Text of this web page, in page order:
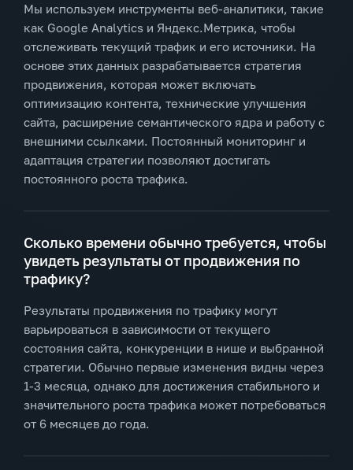
Мы используем инструменты веб-аналитики, такие
как Google Analytics и Яндекс.Метрика, чтобы
отслеживать текущий трафик и его источники. На
основе этих данных разрабатывается стратегия
продвижения, которая может включать
оптимизацию контента, технические улучшения
сайта, расширение семантического ядра и работу с
внешними ссылками. Постоянный мониторинг и
адаптация стратегии позволяют достигать
постоянного роста трафика.
Сколько времени обычно требуется, чтобы
увидеть результаты от продвижения по
трафику?
Результаты продвижения по трафику могут
варьироваться в зависимости от текущего
состояния сайта, конкуренции в нише и выбранной
стратегии. Обычно первые изменения видны через
1-3 месяца, однако для достижения стабильного и
значительного роста трафика может потребоваться
от 6 месяцев до года.